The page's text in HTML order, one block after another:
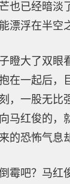
也已经暗淡
漂浮在半空
瞪大了双眼
在一起后，
，一股无比
马红俊的，
的恐怖气息
霉吧？马红